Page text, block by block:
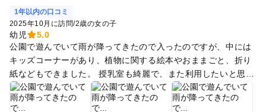
1年以内の口コミ
2025年10月に訪問/2歳の女の子
幼児
5.0
公園で遊んでいて雨が降ってきたので入ったのですが、中には
キッズコーナーがあり、植物に関する絵本やおままごと、折り
紙などもできました。 授乳室も綺麗で、また利用したいと思い
ます。